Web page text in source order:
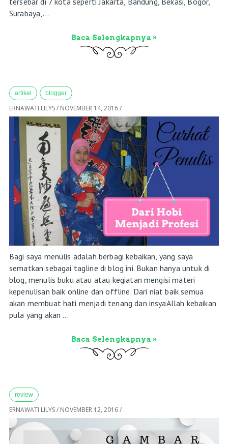
Surabaya,...
Baca Selengkapnya »
artikel blogger
ERNAWATI LILYS/ NOVEMBER 14, 2016/
Bagi saya menulis adalah berbagi kebaikan, yang saya
sematkan sebagai tagline di blog ini. Bukan hanya untuk di
blog, menulis buku atau atau kegiatan mengisi materi
kepenulisan baik online dan offline. Dari niat baik semua
akan membuat hati menjadi tenang dan insyaAllah kebaikan
pula yang akan ...
Baca Selengkapnya »
review
ERNAWATI LILYS/ NOVEMBER 12, 2016/